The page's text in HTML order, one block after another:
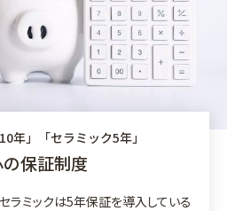
年」「セラミック5年」
保証制度
ラミックは5年保証を導入している